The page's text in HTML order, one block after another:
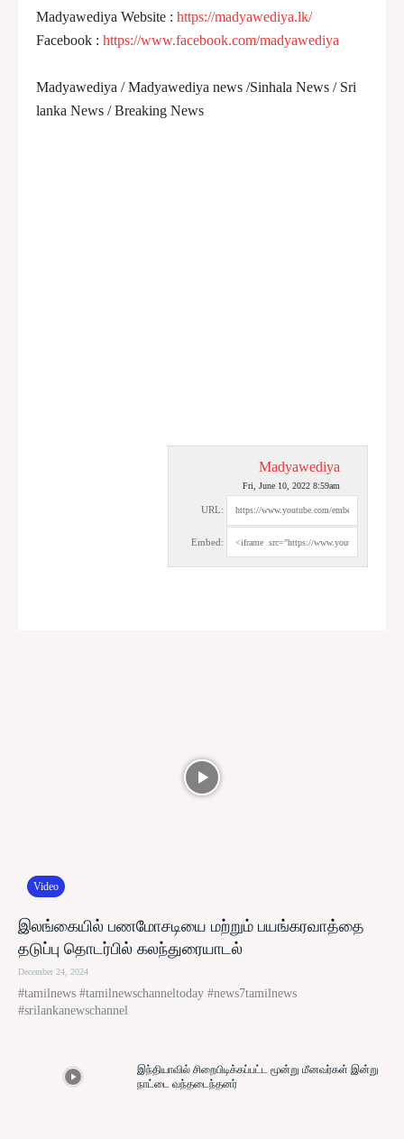
Madyawediya Website : https://madyawediya.lk/
Facebook : https://www.facebook.com/madyawediya
Madyawediya / Madyawediya news /Sinhala News / Sri
lanka News / Breaking News
Madyawediya
Fri, June 10, 2022 8:59am
URL:
Embed:
Video
இலங்கையில் பணமோசடியை மற்றும் பயங்கரவாத்தை
தடுப்பு தொடர்பில் கலந்துரையாடல்
December 24, 2024
#tamilnews #tamilnewschanneltoday #news7tamilnews
#srilankanewschannel
இந்தியாவில் சிறைபிடிக்கப்பட்ட மூன்று மீனவர்கள் இன்று
நாட்டை வந்தடைந்தனர்